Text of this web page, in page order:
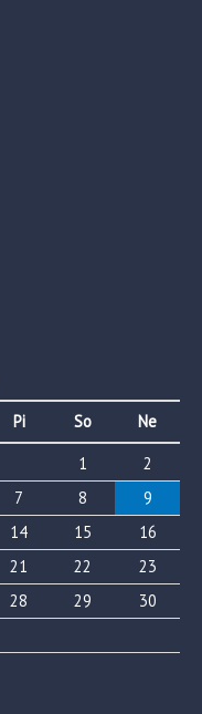
Pi So
Ne
1
2
7 8
9
14 15
16
21 22
23
28 29
30